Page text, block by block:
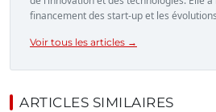
financement des start-up et les
Voir tous les articles →
ARTICLES SIMILAIRES